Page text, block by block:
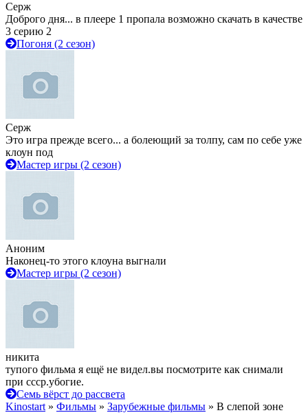
Серж
Доброго дня... в плеере 1 пропала возможно скачать в качестве
3 серию 2
Погоня (2 сезон)
Серж
Это игра прежде всего... а болеющий за толпу, сам по себе уже
клоун под
Мастер игры (2 сезон)
Аноним
Наконец-то этого клоуна выгнали
Мастер игры (2 сезон)
никита
тупого фильма я ещё не видел.вы посмотрите как снимали
при ссср.убогие.
Семь вёрст до рассвета
Kinostart » Фильмы » Зарубежные фильмы » В слепой зоне